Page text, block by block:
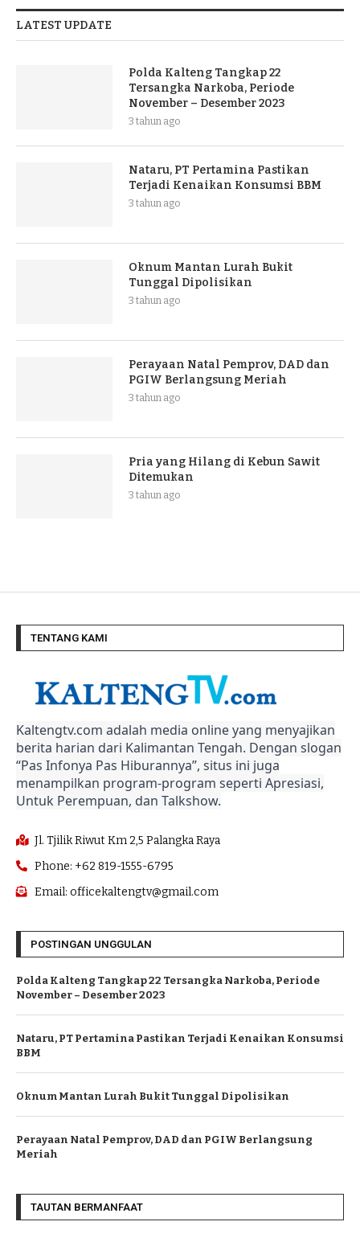
LATEST UPDATE
Polda Kalteng Tangkap 22
Tersangka Narkoba, Periode
November – Desember 2023
3 tahun ago
Nataru, PT Pertamina Pastikan
Terjadi Kenaikan Konsumsi BBM
3 tahun ago
Oknum Mantan Lurah Bukit
Tunggal Dipolisikan
3 tahun ago
Perayaan Natal Pemprov, DAD dan
PGIW Berlangsung Meriah
3 tahun ago
Pria yang Hilang di Kebun Sawit
Ditemukan
3 tahun ago
TENTANG KAMI
Kaltengtv.com adalah media online yang menyajikan
berita harian dari Kalimantan Tengah. Dengan slogan
“Pas Infonya Pas Hiburannya”, situs ini juga
menampilkan program-program seperti Apresiasi,
Untuk Perempuan, dan Talkshow.
Jl. Tjilik Riwut Km 2,5 Palangka Raya
Phone: +62 819-1555-6795
Email: officekaltengtv@gmail.com
POSTINGAN UNGGULAN
Polda Kalteng Tangkap 22 Tersangka Narkoba, Periode
November – Desember 2023
Nataru, PT Pertamina Pastikan Terjadi Kenaikan Konsumsi
BBM
Oknum Mantan Lurah Bukit Tunggal Dipolisikan
Perayaan Natal Pemprov, DAD dan PGIW Berlangsung
Meriah
TAUTAN BERMANFAAT